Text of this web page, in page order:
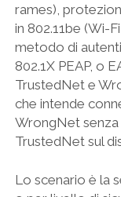
rames),
in 802.11be (Wi-
metodo di
802.1X PEAP, o
TrustedNet e
che intende
WrongNet senza
TrustedNet sul
Lo scenario è la